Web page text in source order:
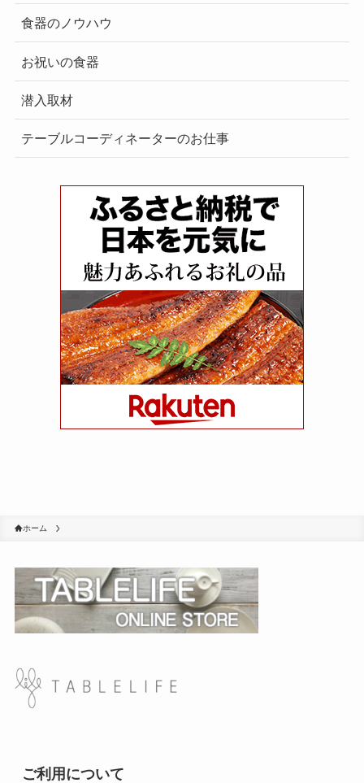
食器のノウハウ
お祝いの食器
潜入取材
テーブルコーディネーターのお仕事
ホーム
ご利用について